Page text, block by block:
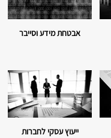
אבטחת מידע וסייבר
ייעוץ עסקי לחברות